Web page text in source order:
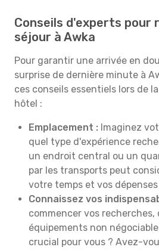
Conseils d'experts pour
séjour à Awka
Pour garantir une arrivée en
surprise de dernière minute à
ces conseils essentiels lors de
hôtel :
Emplacement : Imaginez
quel type d'expérience
un endroit central ou un
par les transports peut
votre temps et vos
Connaissez vos
commencer vos
équipements non
crucial pour vous ? Avez-